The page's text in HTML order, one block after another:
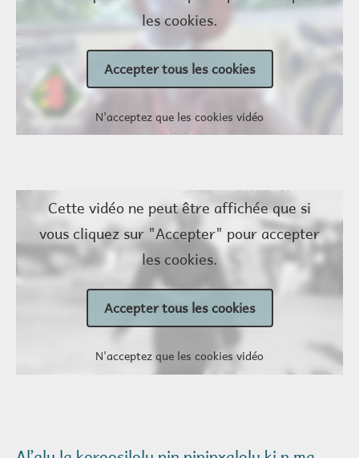
les cookies.
Accepter tous les cookies
N'acceptez que les cookies vidéo
Cette vidéo ne peut être affichée que si
vous cliquez sur "Accepter" pour accepter
les cookies.
Accepter tous les cookies
N'acceptez que les cookies vidéo